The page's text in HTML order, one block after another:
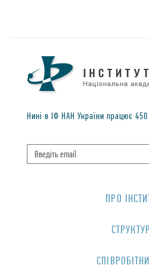
Нинi в IФ НАН України працює 450
ПРО